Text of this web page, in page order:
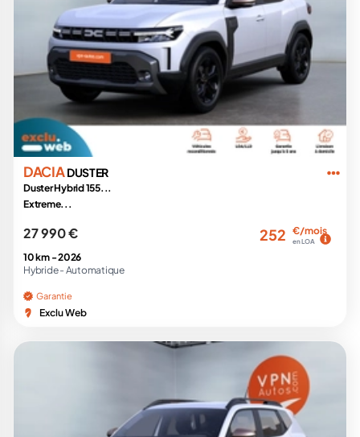
DACIADUSTER
Duster Hybrid 155...
Extreme...
27 990 € 252 €/mois
en LOA
10 km -2026
Hybride - Automatique
Garantie
Exclu Web